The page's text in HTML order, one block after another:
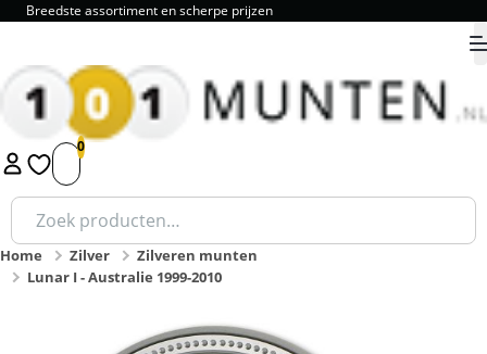
Breedste assortiment en scherpe prijzen
1 2 3 4 5 9.8
Zoeken
naar:
Home Zilver
Zilveren munten
Lunar I - Australie 1999-2010